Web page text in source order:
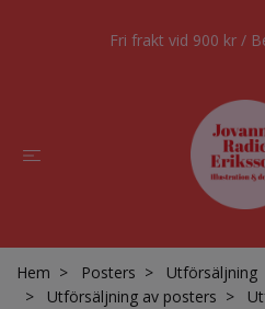
Fri frakt vid 900 kr /
Hem Posters
Utförsäljning
Utförsäljning av posters